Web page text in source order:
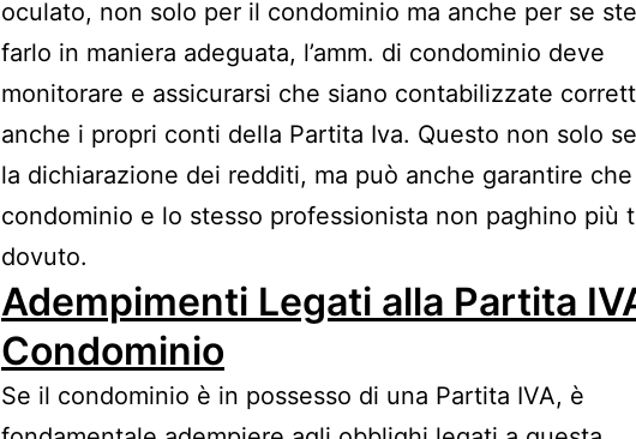
oculato, non solo per il condominio ma anche per se
farlo in maniera adeguata, l’amm. di condominio deve
monitorare e assicurarsi che siano contabilizzate
anche i propri conti della Partita Iva. Questo non solo
la dichiarazione dei redditi, ma può anche garantire
condominio e lo stesso professionista non paghino più
dovuto.
Adempimenti Legati alla Partita
Condominio
Se il condominio è in possesso di una Partita IVA, è